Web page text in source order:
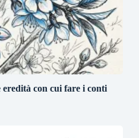
con cui fare i conti